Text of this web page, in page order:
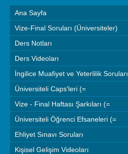
Ana Sayfa
Vize-Final Soruları (Üniversiteler)
Ders Notları
Ders Videoları
İngilice Muafiyet ve Yeterlilik Soruları
Üniversiteli Caps'leri (=
Vize - Final Haftası Şarkıları (=
Üniversiteli Öğrenci Efsaneleri (=
Ehliyet Sınavı Soruları
Kişisel Gelişim Videoları